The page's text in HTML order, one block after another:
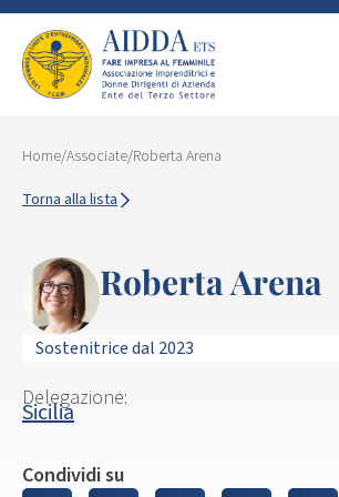
Home/Associate/Roberta Arena
Torna alla lista
Roberta Arena
Sostenitrice dal 2023
Delegazione:
Sicilia
Condividi su